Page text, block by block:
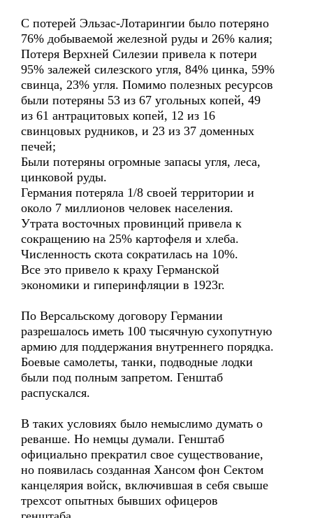
С потерей Эльзас-Лотарингии было потеряно
76% добываемой железной руды и 26% калия;
Потеря Верхней Силезии привела к потери
95% залежей силезского угля, 84% цинка, 59%
свинца, 23% угля. Помимо полезных ресурсов
были потеряны 53 из 67 угольных копей, 49
из 61 антрацитовых копей, 12 из 16
свинцовых рудников, и 23 из 37 доменных
печей;
Были потеряны огромные запасы угля, леса,
цинковой руды.
Германия потеряла 1/8 своей территории и
около 7 миллионов человек населения.
Утрата восточных провинций привела к
сокращению на 25% картофеля и хлеба.
Численность скота сократилась на 10%.
Все это привело к краху Германской
экономики и гиперинфляции в 1923г.
По Версальскому договору Германии
разрешалось иметь 100 тысячную сухопутную
армию для поддержания внутреннего порядка.
Боевые самолеты, танки, подводные лодки
были под полным запретом. Генштаб
распускался.
В таких условиях было немыслимо думать о
реванше. Но немцы думали. Генштаб
официально прекратил свое существование,
но появилась созданная Хансом фон Сектом
канцелярия войск, включившая в себя свыше
трехсот опытных бывших офицеров